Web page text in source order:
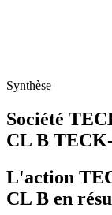
Synthèse
Société
CL B
L'action
CL B en